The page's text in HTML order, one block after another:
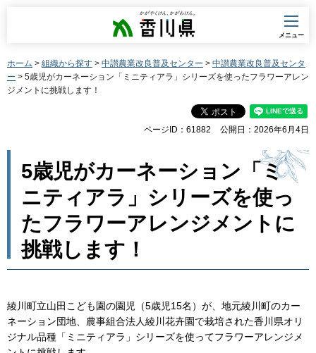
香川県
メニュー
ホーム > 組織から探す > 中讃農業改良普及センター > 中讃農業改良普及センタ
ー > 5歳児がカーネーション「ミニティアラ」シリーズを使ったフラワーアレン
ジメントに挑戦します！
ページID：61882 公開日：2026年6月4日
5歳児がカーネーション「ミ
ニティアラ」シリーズを使っ
たフラワーアレンジメントに
挑戦します！
綾川町立山田こども園の園児（5歳児15名）が、地元綾川町のカー
ネーション団地、農事組合法人綾川花卉園で栽培された香川県オリ
ジナル品種「ミニティアラ」シリーズを使ってフラワーアレンジメ